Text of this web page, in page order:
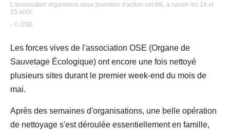
L'association organisera deux journées d'action cet été, à savoir les 14 et
15 août.
- © OSE
Les forces vives de l'association OSE (Organe de
Sauvetage Écologique) ont encore une fois nettoyé
plusieurs sites durant le premier week-end du mois de
mai.
Après des semaines d'organisations, une belle opération
de nettoyage s'est déroulée essentiellement en famille,